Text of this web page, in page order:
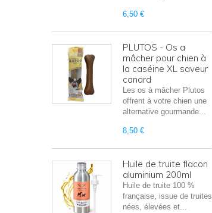
6,50 €
PLUTOS - Os a
mâcher pour chien à
la caséine XL saveur
canard
Les os à mâcher Plutos
offrent à votre chien une
alternative gourmande...
8,50 €
Huile de truite flacon
aluminium 200ml
Huile de truite 100 %
française, issue de truites
nées, élevées et...